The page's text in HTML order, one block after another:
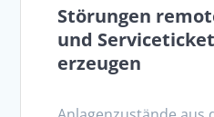
Störungen
und
erzeugen